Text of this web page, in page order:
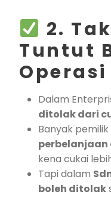
2.
Tuntut
Operasi
Dalam
ditolak dari
Banyak pemilik
perbelanjaan
kena cukai
Tapi dalam
boleh ditolak